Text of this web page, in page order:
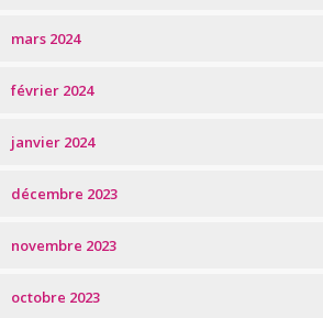
mars 2024
février 2024
janvier 2024
décembre 2023
novembre 2023
octobre 2023